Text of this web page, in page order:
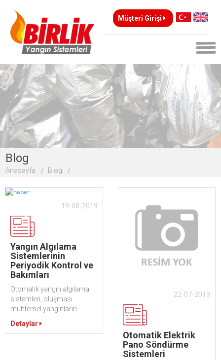
Müşteri Girişi
Blog
Anasayfa Blog
19-08-2019
Yangın Algılama
Sistemlerinin
Periyodik Kontrol ve
Bakımları
Otomatik yangın algılama
sistemleri, oluşması
muhtemel yangınların ..
Detaylar
22-07-2019
Otomatik Elektrik
Pano Söndürme
Sistemleri